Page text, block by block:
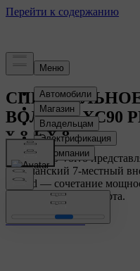
ВОЛЬВО XC90
Автоцентр Volvo
флагманский 7-местный
Hybrid — сочетание
премиального комфорта.
СТОК ВОЛЬВО